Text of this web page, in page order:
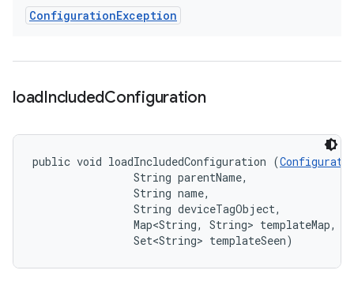
ConfigurationException
loadIncludedConfiguration
public void loadIncludedConfiguration (
                String parentName,
                String name,
                String deviceTagObject,
                Map<String, String> templateMap,
                Set<String> templateSeen)